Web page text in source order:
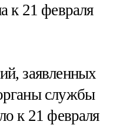
к 21 февраля
заявленных
службы
к 21 февраля